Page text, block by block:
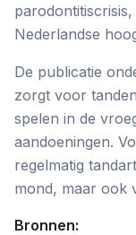
Nederlandse
De publicatie
zorgt voor
spelen in de
aandoeningen.
regelmatig
mond, maar ook
Bronnen: